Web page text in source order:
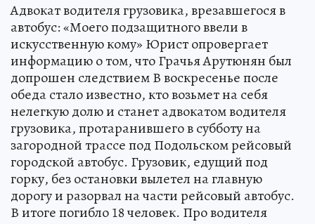
Адвокат водителя грузовика, врезавшегося в
автобус: «Моего подзащитного ввели в
искусственную кому» Юрист опровергает
информацию о том, что Грачья Арутюнян был
допрошен следствием В воскресенье после
обеда стало известно, кто возьмет на себя
нелегкую долю и станет адвокатом водителя
грузовика, протаранившего в субботу на
загородной трассе под Подольском рейсовый
городской автобус. Грузовик, едущий под
горку, без остановки вылетел на главную
дорогу и разорвал на части рейсовый автобус.
В итоге погибло 18 человек. Про водителя